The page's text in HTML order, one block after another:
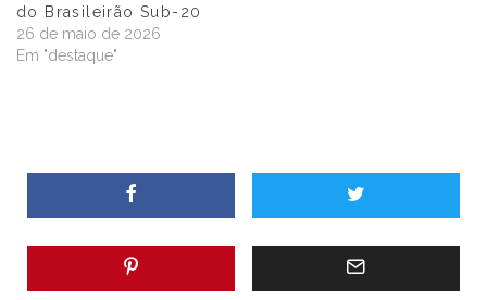
do Brasileirão Sub-20
26 de maio de 2026
Em "destaque"